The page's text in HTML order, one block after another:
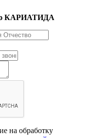
КАРИАТИДА
на обработку